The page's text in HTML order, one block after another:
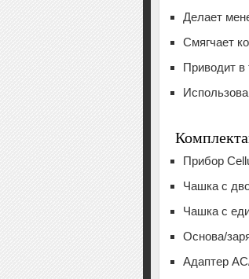
Делает
Смягчает
Приводит в
Прибор
Чашка с
Чашка с
Основа/
Адаптер